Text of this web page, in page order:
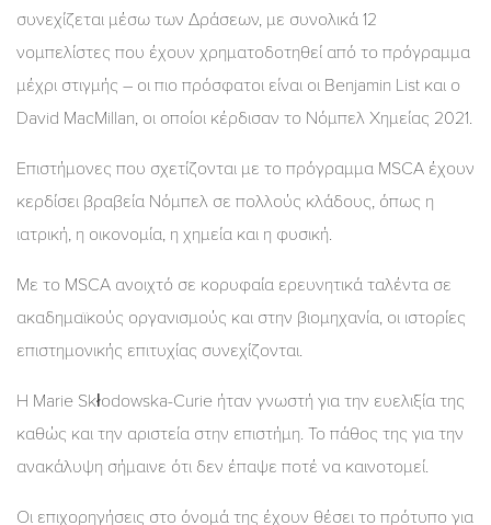
συνεχίζεται μέσω των Δράσεων, με συνολικά 12
νομπελίστες που έχουν χρηματοδοτηθεί από το πρόγραμμα
μέχρι στιγμής – οι πιο πρόσφατοι είναι οι Benjamin List και ο
David MacMillan, οι οποίοι κέρδισαν το Νόμπελ Χημείας 2021.
Επιστήμονες που σχετίζονται με το πρόγραμμα MSCA έχουν
κερδίσει βραβεία Νόμπελ σε πολλούς κλάδους, όπως η
ιατρική, η οικονομία, η χημεία και η φυσική.
Με το MSCA ανοιχτό σε κορυφαία ερευνητικά ταλέντα σε
ακαδημαϊκούς οργανισμούς και στην βιομηχανία, οι ιστορίες
επιστημονικής επιτυχίας συνεχίζονται.
Η Marie Skłodowska-Curie ήταν γνωστή για την ευελιξία της
καθώς και την αριστεία στην επιστήμη. Το πάθος της για την
ανακάλυψη σήμαινε ότι δεν έπαψε ποτέ να καινοτομεί.
Οι επιχορηγήσεις στο όνομά της έχουν θέσει το πρότυπο για